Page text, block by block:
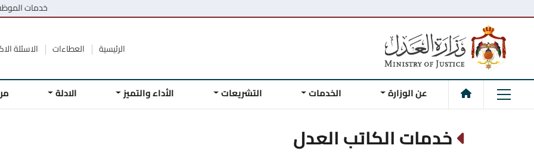
خدمات
الرئيسية العطاءات الاسئلة
عن الوزارة الخدمات التشريعات الأداء والتميز الادلة
خدمات الكاتب العدل